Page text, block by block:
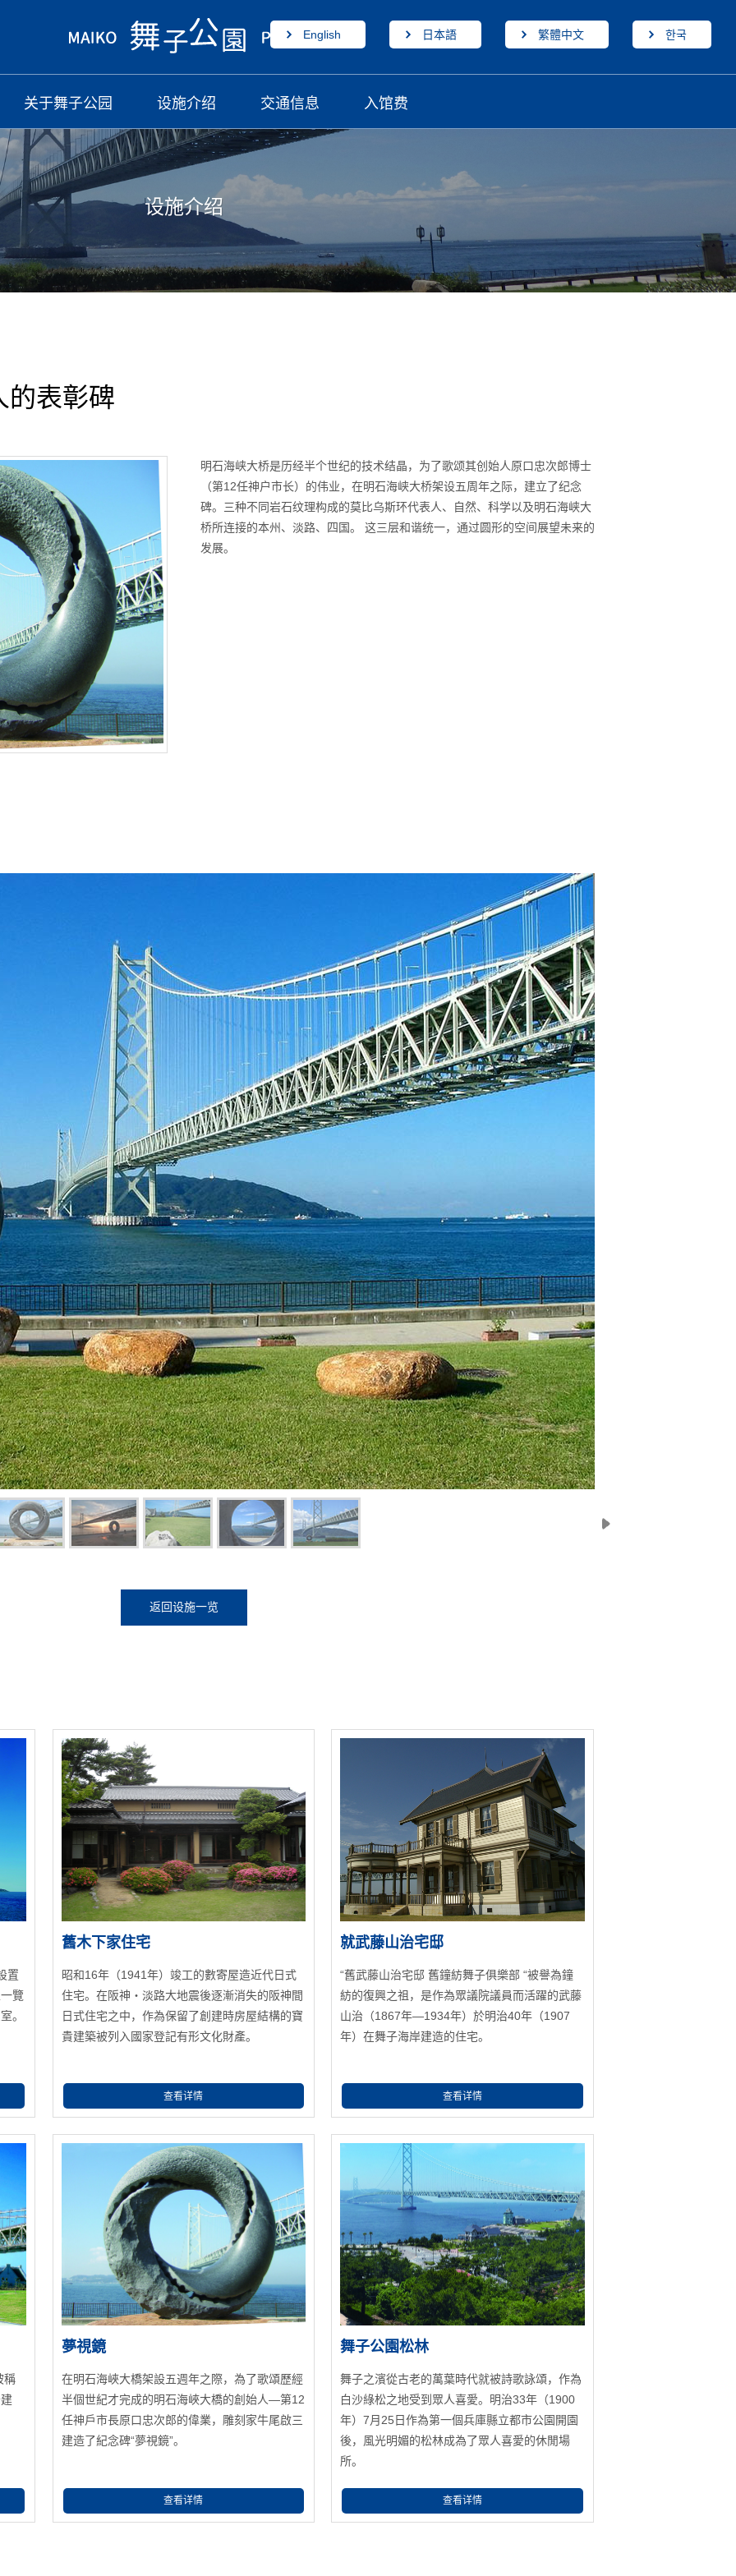
English 日本語 繁體中文 한국
关于舞子公园 设施介绍 交通信息 入馆费
设施介绍
的表彰碑
明石海峡大桥是历经半个世纪的技术结晶，为了歌颂其创始人原口忠次郎博士
（第12任神户市长）的伟业，在明石海峡大桥架设五周年之际，建立了纪念
碑。三种不同岩石纹理构成的莫比乌斯环代表人、自然、科学以及明石海峡大
桥所连接的本州、淡路、四国。 这三层和谐统一，通过圆形的空间展望未来的
发展。
返回设施一览
置
覽
。
舊木下家住宅
昭和16年（1941年）竣工的數寄屋造近代日式
住宅。在阪神・淡路大地震後逐漸消失的阪神間
日式住宅之中，作為保留了創建時房屋結構的寶
貴建築被列入國家登記有形文化財產。
查看详情
就武藤山治宅邸
“舊武藤山治宅邸 舊鐘紡舞子俱樂部 “被譽為鐘
紡的復興之祖，是作為眾議院議員而活躍的武藤
山治（1867年―1934年）於明治40年（1907
年）在舞子海岸建造的住宅。
查看详情
稱
夢視鏡
在明石海峽大橋架設五週年之際，為了歌頌歷經
半個世紀才完成的明石海峽大橋的創始人—第12
任神戶市長原口忠次郎的偉業，雕刻家牛尾啟三
建造了紀念碑“夢視鏡”。
查看详情
舞子公園松林
舞子之濱從古老的萬葉時代就被詩歌詠頌，作為
白沙綠松之地受到眾人喜愛。明治33年（1900
年）7月25日作為第一個兵庫縣立都市公園開園
後，風光明媚的松林成為了眾人喜愛的休閒場
所。
查看详情